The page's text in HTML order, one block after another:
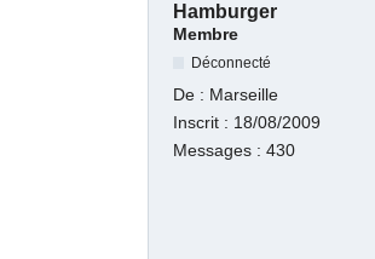
Hamburger
Membre
Déconnecté
De : Marseille
Inscrit : 18/08/2009
Messages :430